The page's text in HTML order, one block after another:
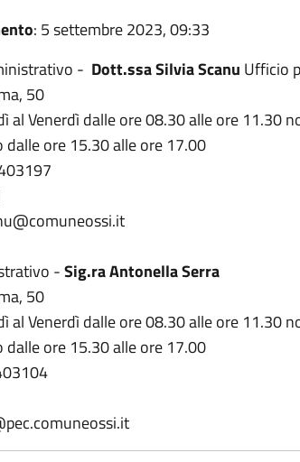
: 5 settembre 2023, 09:33
- Dott.ssa Silvia Scanu Ufficio
50
al Venerdì dalle ore 08.30 alle ore 11.30
dalle ore 15.30 alle ore 17.00
-Sig.ra Antonella Serra
50
al Venerdì dalle ore 08.30 alle ore 11.30
dalle ore 15.30 alle ore 17.00